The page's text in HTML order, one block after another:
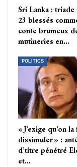
Sri Lanka :
23 blessés
conte brumeux
mutineries en…
POLITICS
« J’exige qu’on la
dissimuler » :
d’titre pénétré
et…